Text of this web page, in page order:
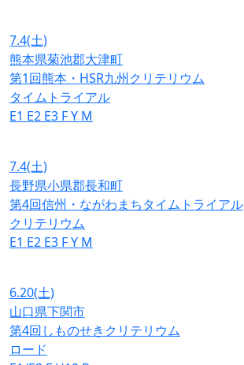
7.4(土)
熊本県菊池郡大津町
第1回熊本・HSR九州クリテリウム
タイムトライアル
E1 E2 E3 FY M
7.4(土)
長野県小県郡長和町
第4回信州・ながわまちタイムトライアル
クリテリウム
E1 E2 E3 FY M
6.20(土)
山口県下関市
第4回しものせきクリテリウム
ロード